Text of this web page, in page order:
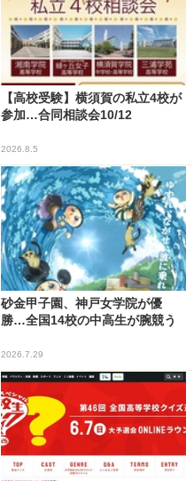
【高校受験】横須賀の私立4校が
参加…合同相談会10/12
2026.8.5
砂金甲子園、神戸女学院が優
勝…全国14校の中高生が腕競う
2026.7.29